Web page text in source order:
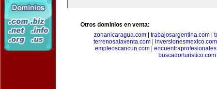
Otros dominios en venta:
zonanicaragua.com
trabajosargentina.com
terrenosalaventa.com| inversionesmexico.com
empleoscancun.com
buscadorturistico.com